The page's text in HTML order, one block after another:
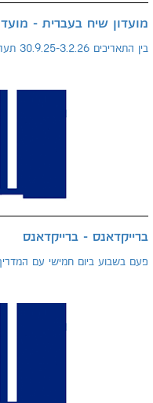
מועדון שיח בעברית -
בין התאריכים 30.9.25-3.2.26 תעריף לחודש 30 ש"ח
ברייקדאנס - ברייקדאנס
פעם בשבוע ביום חמישי עם